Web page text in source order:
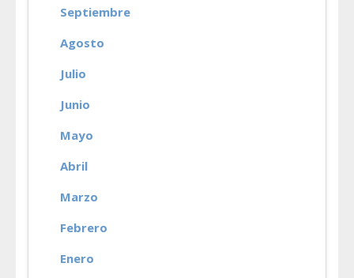
Septiembre
Agosto
Julio
Junio
Mayo
Abril
Marzo
Febrero
Enero